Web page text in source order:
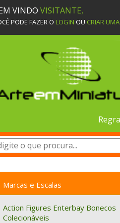
VINDO VISITANTE,
PODE FAZER O LOGIN OU CRIAR
Marcas e Escalas
Action Figures Enterbay Bonecos
Colecionáveis